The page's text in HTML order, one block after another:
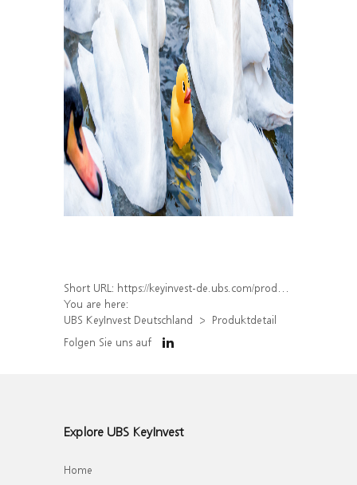
Short URL: https://keyinvest-de.ubs.com/produkt/detail/index/isin/DE000WA5Q750
You are here:
UBS KeyInvest Deutschland
Produktdetail
Folgen Sie uns auf
Explore UBS KeyInvest
Home